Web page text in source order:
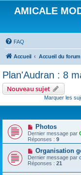
AMICALE
FAQ
Accueil Accueil du forum
Plan'Audran : 8
Nouveau sujet
Marquer les
Photos
Dernier message par
Réponses : 9
Organisation
Dernier message par
Réponses : 21